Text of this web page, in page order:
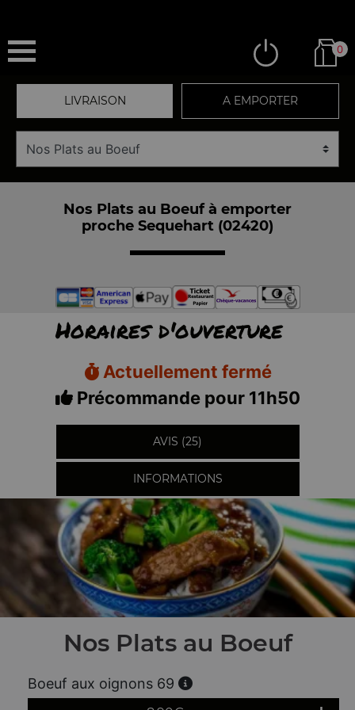
0
LIVRAISON A EMPORTER
Nos Plats au Boeuf à emporter
proche Sequehart (02420)
Horaires d'ouverture
Actuellement fermé
Précommande pour 11h50
AVIS (25)
INFORMATIONS
Nos Plats au Boeuf
Boeuf aux oignons 69